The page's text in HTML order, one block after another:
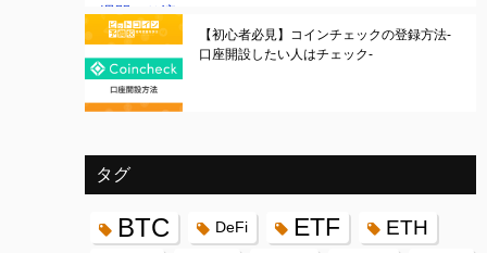
【初心者必見】コインチェックの登録方法-
口座開設したい人はチェック-
タグ
BTC DeFi ETF ETH